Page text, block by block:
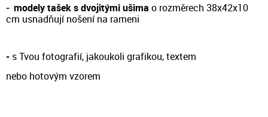
- modely tašek s dvojitými ušima o rozměrech 38x42x10
cm usnadňují nošení na rameni
- s Tvou fotografií, jakoukoli grafikou, textem
nebo hotovým vzorem